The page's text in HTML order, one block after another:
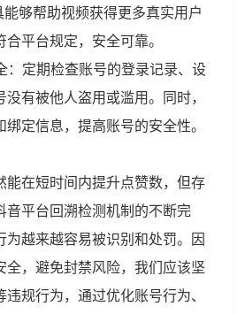
够帮助视频获得更多真实用户
平台规定，安全可靠。
：定期检查账号的登录记录、设
有被他人盗用或滥用。同时，
定信息，提高账号的安全性。
能在短时间内提升点赞数，但存
音平台回溯检测机制的不断完
为越来越容易被识别和处罚。因
全，避免封禁风险，我们应该坚
规行为，通过优化账号行为、